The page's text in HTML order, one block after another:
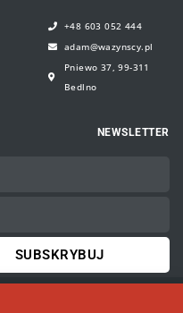
+48 603 052 444
adam@wazynscy.pl
Pniewo 37, 99-311
Bedlno
NEWSLETTER
SUBSKRYBUJ
Adam